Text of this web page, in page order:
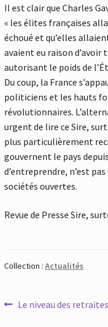
Il est clair que Charles
« les élites françaises
échoué et qu’elles
avaient eu raison
autorisant le poids de
Du coup, la France
politiciens et les hauts
révolutionnaires.
urgent de lire ce Sire,
plus particulièrement
gouvernent le pays
d’entreprendre, n’est
sociétés ouvertes.
Revue de Presse Sire,
Collection :Actualités
Navigation
Article
Le niveau des